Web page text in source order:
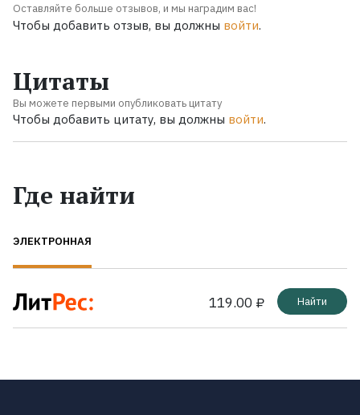
Оставляйте больше отзывов, и мы наградим вас!
Чтобы добавить отзыв, вы должны войти.
Цитаты
Вы можете первыми опубликовать цитату
Чтобы добавить цитату, вы должны войти.
Где найти
ЭЛЕКТРОННАЯ
119.00 ₽ Найти